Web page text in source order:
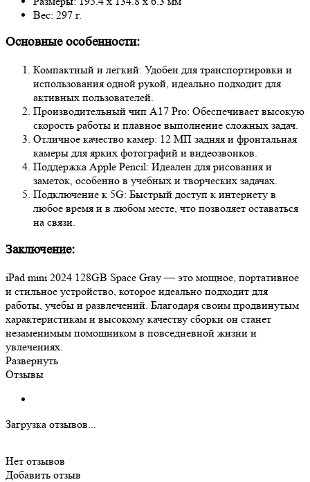
Вес: 297 г.
Основные особенности:
Компактный и легкий: Удобен для транспортировки и
использования одной рукой, идеально подходит для
активных пользователей.
Производительный чип A17 Pro: Обеспечивает высокую
скорость работы и плавное выполнение сложных задач.
Отличное качество камер: 12 МП задняя и фронтальная
камеры для ярких фотографий и видеозвонков.
Поддержка Apple Pencil: Идеален для рисования и
заметок, особенно в учебных и творческих задачах.
Подключение к 5G: Быстрый доступ к интернету в
любое время и в любом месте, что позволяет оставаться
на связи.
Заключение:
iPad mini 2024 128GB Space Gray — это мощное, портативное
и стильное устройство, которое идеально подходит для
работы, учебы и развлечений. Благодаря своим продвинутым
характеристикам и высокому качеству сборки он станет
незаменимым помощником в повседневной жизни и
увлечениях.
Развернуть
Отзывы
Загрузка отзывов...
Нет отзывов
Добавить отзыв